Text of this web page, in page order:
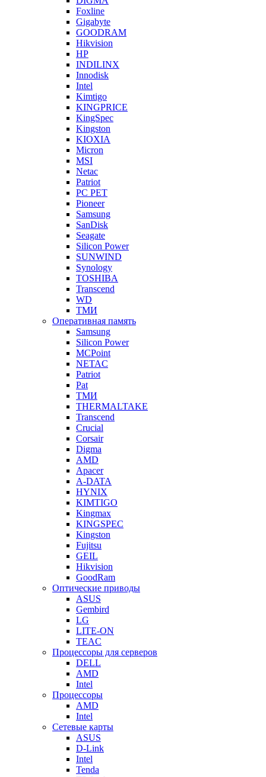
Foxline
Gigabyte
GOODRAM
Hikvision
HP
INDILINX
Innodisk
Intel
Kimtigo
KINGPRICE
KingSpec
Kingston
KIOXIA
Micron
MSI
Netac
Patriot
PC PET
Pioneer
Samsung
SanDisk
Seagate
Silicon Power
SUNWIND
Synology
TOSHIBA
Transcend
WD
ТМИ
Оперативная память
Samsung
Silicon Power
MCPoint
NETAC
Patriot
Pat
ТМИ
THERMALTAKE
Transcend
Crucial
Corsair
Digma
AMD
Apacer
A-DATA
HYNIX
KIMTIGO
Kingmax
KINGSPEC
Kingston
Fujitsu
GEIL
Hikvision
GoodRam
Оптические приводы
ASUS
Gembird
LG
LITE-ON
TEAC
Процессоры для серверов
DELL
AMD
Intel
Процессоры
AMD
Intel
Сетевые карты
ASUS
D-Link
Intel
Tenda